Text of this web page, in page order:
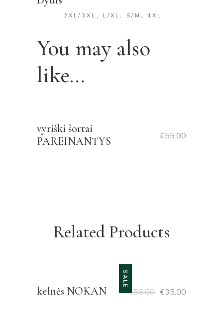
2XL/3XL, L/XL, S/M, 4XL
You may also
like…
vyriški šortai
PAREINANTYS
€55.00
Related Products
SALE
kelnės NOKAN €56.00 €35.00